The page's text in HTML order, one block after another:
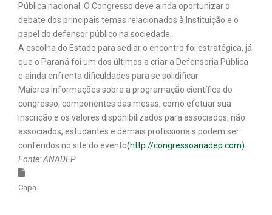
Pública nacional. O Congresso deve ainda oportunizar o
debate dos principais temas relacionados à Instituição e o
papel do defensor público na sociedade.
A escolha do Estado para sediar o encontro foi estratégica, já
que o Paraná foi um dos últimos a criar a Defensoria Pública
e ainda enfrenta dificuldades para se solidificar.
Maiores informações sobre a programação científica do
congresso, componentes das mesas, como efetuar sua
inscrição e os valores disponibilizados para associados, não
associados, estudantes e demais profissionais podem ser
conferidos no site do evento(http://congressoanadep.com)
Fonte: ANADEP
Capa